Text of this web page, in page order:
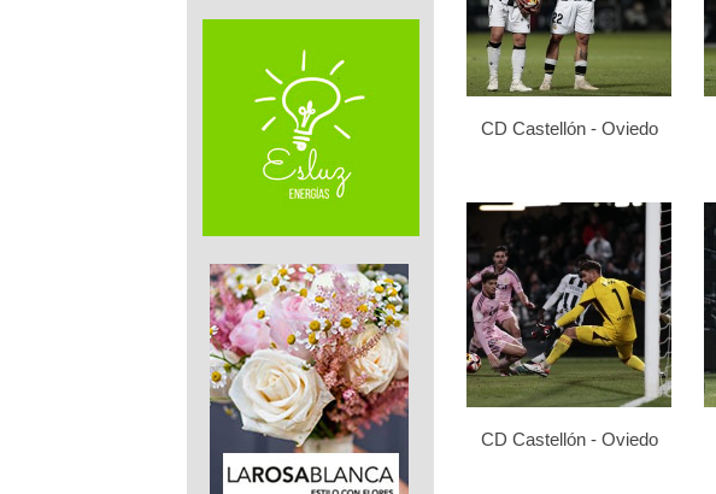
CD Castellón - Oviedo
CD Castellón - Oviedo